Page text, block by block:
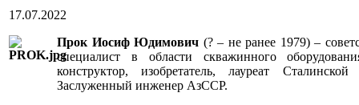
17.07.2022
Прок Иосиф Юдимович (? – не ранее 1979) –
специалист в области скважинного
конструктор, изобретатель, лауреат
Заслуженный инженер АзССР.